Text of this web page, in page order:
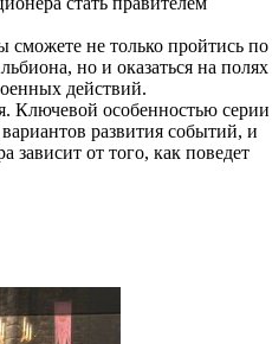
не только пройтись по
но и оказаться на полях
действий.
Ключевой особенностью серии
развития событий, и
зависит от того, как поведет